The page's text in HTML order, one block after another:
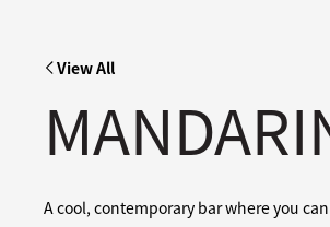
View All
A cool, contemporary bar where you